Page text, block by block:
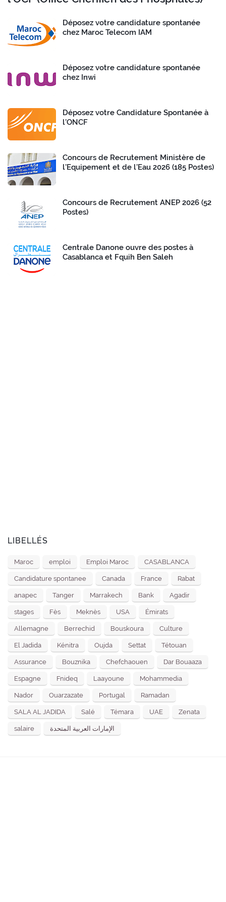
Déposez votre candidature spontanée
chez Maroc Telecom IAM
Déposez votre candidature spontanée
chez Inwi
Déposez votre Candidature Spontanée à
l’ONCF
Concours de Recrutement Ministère de
l’Equipement et de l’Eau 2026 (185 Postes)
Concours de Recrutement ANEP 2026 (52
Postes)
Centrale Danone ouvre des postes à
Casablanca et Fquih Ben Saleh
LIBELLÉS
Maroc emploi Emploi Maroc CASABLANCA
Candidature spontanee Canada France Rabat
anapec Tanger Marrakech Bank Agadir
stages Fès Meknès USA Émirats
Allemagne Berrechid Bouskoura Culture
El Jadida Kénitra Oujda Settat Tétouan
Assurance Bouznika Chefchaouen Dar Bouaaza
Espagne Fnideq Laayoune Mohammedia
Nador Ouarzazate Portugal Ramadan
SALA AL JADIDA Salé Témara UAE Zenata
salaire الإمارات العربية المتحدة